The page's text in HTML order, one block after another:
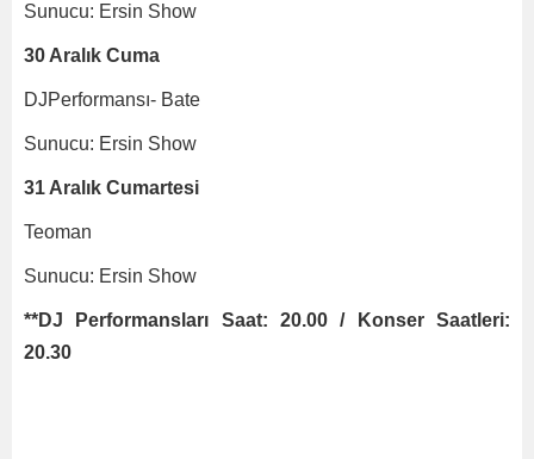
Sunucu: Ersin Show
30 Aralık Cuma
DJPerformansı- Bate
Sunucu: Ersin Show
31 Aralık Cumartesi
Teoman
Sunucu: Ersin Show
**DJ Performansları Saat: 20.00 / Konser Saatleri:
20.30